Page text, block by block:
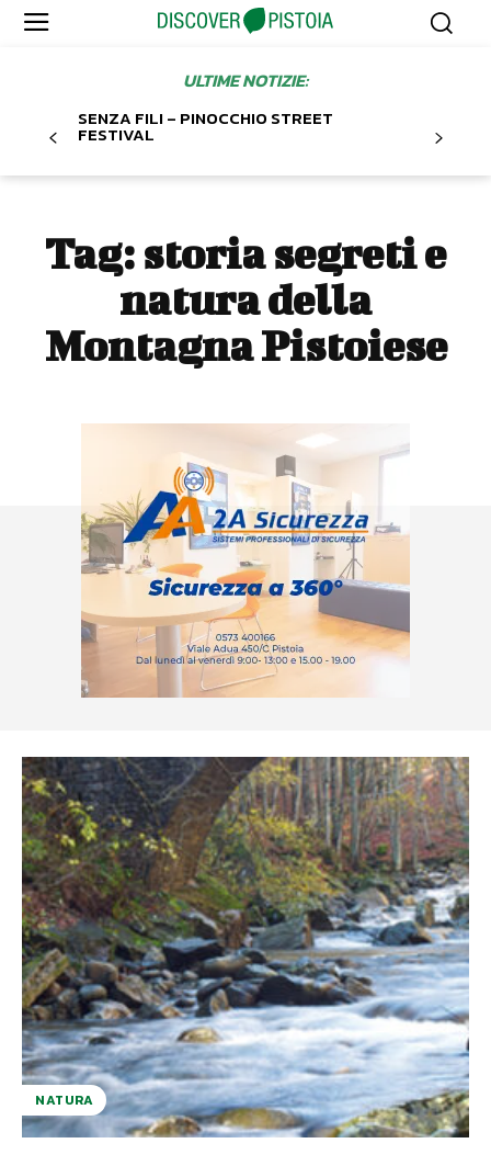
ULTIME NOTIZIE:
SENZA FILI – PINOCCHIO STREET
FESTIVAL
Tag: storia segreti e
natura della
Montagna Pistoiese
NATURA